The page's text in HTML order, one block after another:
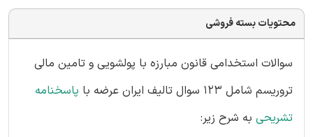
محتویات بسته فروشی
سوالات استخدامی قانون مبارزه با پولشویی و تامین مالی
تروریسم شامل 123 سوال تالیف ایران عرضه با
پاسخنامه
تشریحی به شرح زیر: